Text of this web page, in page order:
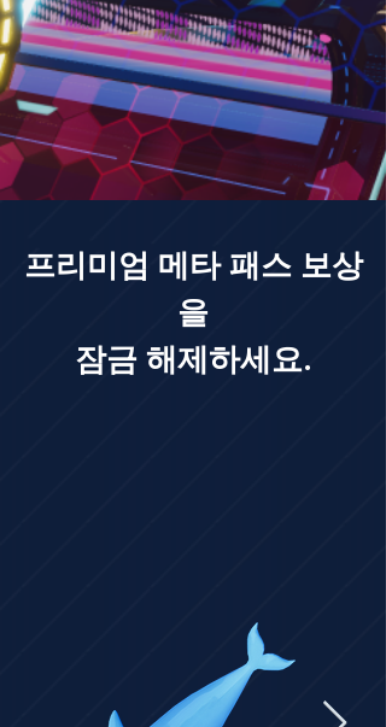
프리미엄 메타 패스 보상
을
잠금 해제하세요.